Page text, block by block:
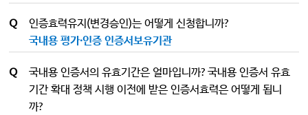
Q
인증효력유지(변경승인)는 어떻게 신청합니까?
국내용 평가·인증 인증서보유기관
Q
국내용 인증서의 유효기간은 얼마입니까? 국내용 인증서 유효
기간 확대 정책 시행 이전에 받은 인증서효력은 어떻게 됩니
까?